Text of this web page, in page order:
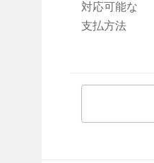
対応可能な
支払方法